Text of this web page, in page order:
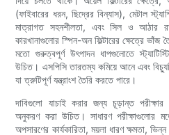
(ফাইবারের ধরন, ছিদ্রের বিন্যাস), মেটাল
মাত্রাগত সহনশীলতা, এবং সিল ও আঠার
কারখানাগুলোর স্পিন-অন ফিল্টারের ক্ষেত্রে
মতো গুরুত্বপূর্ণ উৎপাদন ধাপগুলোতে
উচিত। এসপিসি তারতম্য কমিয়ে আনে এবং
যা ত্রুটিপূর্ণ যন্ত্রাংশ তৈরি করতে পারে।
দাবিগুলো যাচাই করার জন্য চূড়ান্ত
অনুকরণ করা উচিত। সাধারণ পরীক্ষাগুলোর
অপসারণের কার্যকারিতা, ময়লা ধারণ ক্ষমতা,